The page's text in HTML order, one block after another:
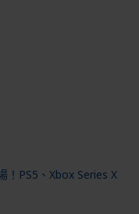
！PS5、Xbox Series X